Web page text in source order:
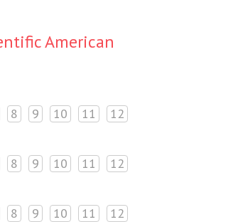
American
8 9 10 11 12
8 9 10 11 12
8 9 10 11 12